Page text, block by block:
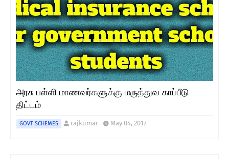
அரசு பள்ளி மாணவர்களுக்கு மருத்துவ காப்பீடு
திட்டம்
GOVT SCHEMES rajkumar May 04, 2017